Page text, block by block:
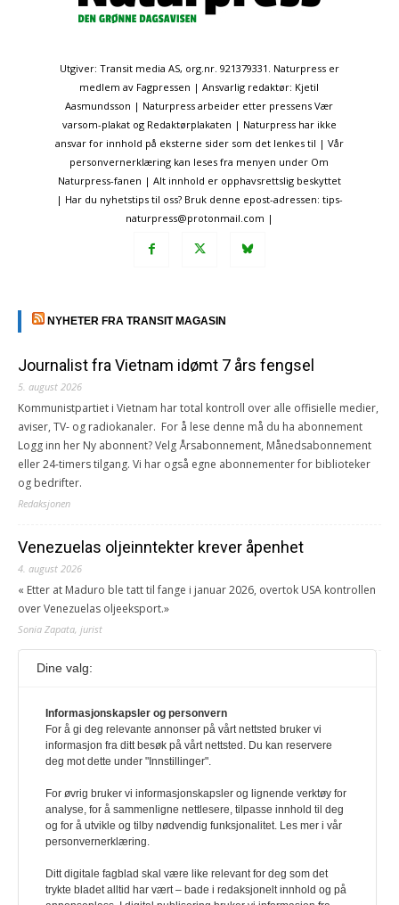
Utgiver: Transit media AS, org.nr. 921379331. Naturpress er
medlem av Fagpressen | Ansvarlig redaktør: Kjetil
Aasmundsson | Naturpress arbeider etter pressens Vær
varsom-plakat og Redaktørplakaten | Naturpress har ikke
ansvar for innhold på eksterne sider som det lenkes til | Vår
personvernerklæring kan leses fra menyen under Om
Naturpress-fanen | Alt innhold er opphavsrettslig beskyttet
| Har du nyhetstips til oss? Bruk denne epost-adressen: tips-
naturpress@protonmail.com |
NYHETER FRA TRANSIT MAGASIN
Journalist fra Vietnam idømt 7 års fengsel
5. august 2026
Kommunistpartiet i Vietnam har total kontroll over alle offisielle medier,
aviser, TV- og radiokanaler. For å lese denne må du ha abonnement
Logg inn her Ny abonnent? Velg Årsabonnement, Månedsabonnement
eller 24-timers tilgang. Vi har også egne abonnementer for biblioteker
og bedrifter.
Redaksjonen
Venezuelas oljeinntekter krever åpenhet
4. august 2026
« Etter at Maduro ble tatt til fange i januar 2026, overtok USA kontrollen
over Venezuelas oljeeksport.»
Sonia Zapata, jurist
117,8 millioner er på flukt, en nedgang fra forrige
1. august 2026
Ville ha tilsvart verdens trettende største land i folketall. For å lese
denne må du ha abonnement Logg inn her Ny abonnent? Velg
også egne abonnementer for biblioteker og bedrifter.
Redaksjonen
Dine valg:
Informasjonskapsler og personvern
For å gi deg relevante annonser på vårt nettsted bruker vi
informasjon fra ditt besøk på vårt nettsted. Du kan reservere
deg mot dette under "Innstillinger".
For øvrig bruker vi informasjonskapsler og lignende verktøy for
analyse, for å sammenligne nettlesere, tilpasse innhold til deg
og for å utvikle og tilby nødvendig funksjonalitet. Les mer i vår
personvernerklæring.
Ditt digitale fagblad skal være like relevant for deg som det
trykte bladet alltid har vært – bade i redaksjonelt innhold og på